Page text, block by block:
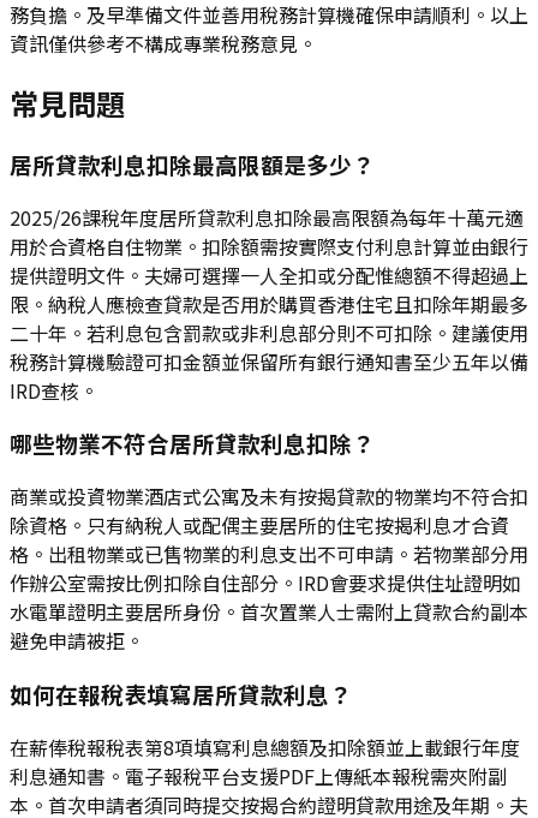
務負擔。及早準備文件並善用稅務計算機確保申請順利。以上
資訊僅供參考不構成專業稅務意見。
常見問題
居所貸款利息扣除最高限額是多少？
2025/26課稅年度居所貸款利息扣除最高限額為每年十萬元適
用於合資格自住物業。扣除額需按實際支付利息計算並由銀行
提供證明文件。夫婦可選擇一人全扣或分配惟總額不得超過上
限。納稅人應檢查貸款是否用於購買香港住宅且扣除年期最多
二十年。若利息包含罰款或非利息部分則不可扣除。建議使用
稅務計算機驗證可扣金額並保留所有銀行通知書至少五年以備
IRD查核。
哪些物業不符合居所貸款利息扣除？
商業或投資物業酒店式公寓及未有按揭貸款的物業均不符合扣
除資格。只有納稅人或配偶主要居所的住宅按揭利息才合資
格。出租物業或已售物業的利息支出不可申請。若物業部分用
作辦公室需按比例扣除自住部分。IRD會要求提供住址證明如
水電單證明主要居所身份。首次置業人士需附上貸款合約副本
避免申請被拒。
如何在報稅表填寫居所貸款利息？
在薪俸稅報稅表第8項填寫利息總額及扣除額並上載銀行年度
利息通知書。電子報稅平台支援PDF上傳紙本報稅需夾附副
本。首次申請者須同時提交按揭合約證明貸款用途及年期。夫